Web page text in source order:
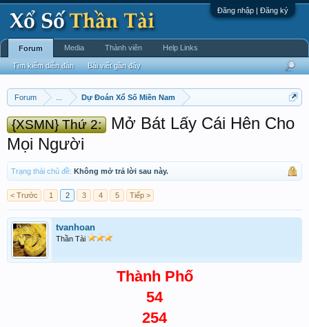
Đăng nhập | Đăng ký
Forum Dự Đoán Xổ Số Miền Nam
{XSMN} Thứ 2:
Mở Bát Lấy Cái Hên Cho
Mọi Người
Trạng thái chủ đề: Không mở trả lời sau này.
< Trước 1 2 3 4 5 Tiếp >
tvanhoan
Thần Tài
Thành Phố
54
254
Forum
Tìm kiếm diễn đàn Bài viết gần đây
Media Thành viên Help Links